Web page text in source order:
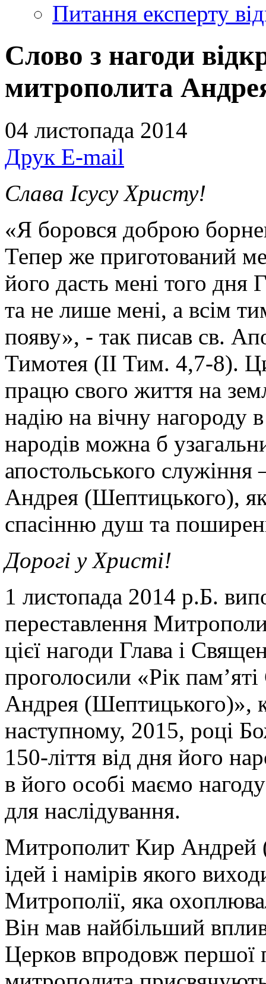
Питання експерту
Слово з нагоди
митрополита
04 листопада 2014
Друк E-mail
Слава Ісусу Христу!
«Я боровся доброю
Тепер же приготований
його дасть мені того дня
та не лише мені, а всім
появу», - так писав св.
Тимотея (ІІ Тим. 4,7-8).
працю свого життя на
надію на вічну нагороду
народів можна б
апостольського
Андрея (Шептицького),
спасінню душ та
Дорогі у Христі!
1 листопада 2014 р.Б.
переставлення
цієї нагоди Глава і
проголосили «Рік
Андрея (Шептицького)»,
наступному, 2015, році
150-ліття від дня його
в його особі маємо
для наслідування.
Митрополит Кир Андрей
ідей і намірів якого
Митрополії, яка
Він мав найбільший
Церков впродовж